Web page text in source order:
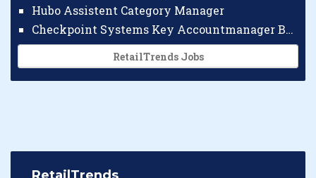
Hubo Assistent Category Manager
Checkpoint Systems Key Accountmanager Benelux
RetailTrends Jobs